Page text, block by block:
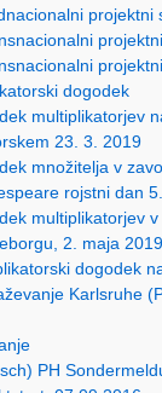
projektni
dogodek
multiplikatorjev
23. 3. 2019
množitelja v
rojstni dan
multiplikatorjev
2. maja 2019
dogodek
Karlsruhe
PH